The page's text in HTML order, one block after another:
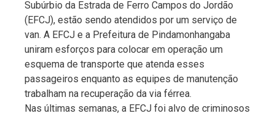
Subúrbio da Estrada de Ferro Campos do Jordão
(EFCJ), estão sendo atendidos por um serviço de
van. A EFCJ e a Prefeitura de Pindamonhangaba
uniram esforços para colocar em operação um
esquema de transporte que atenda esses
passageiros enquanto as equipes de manutenção
trabalham na recuperação da via férrea.
Nas últimas semanas, a EFCJ foi alvo de criminosos